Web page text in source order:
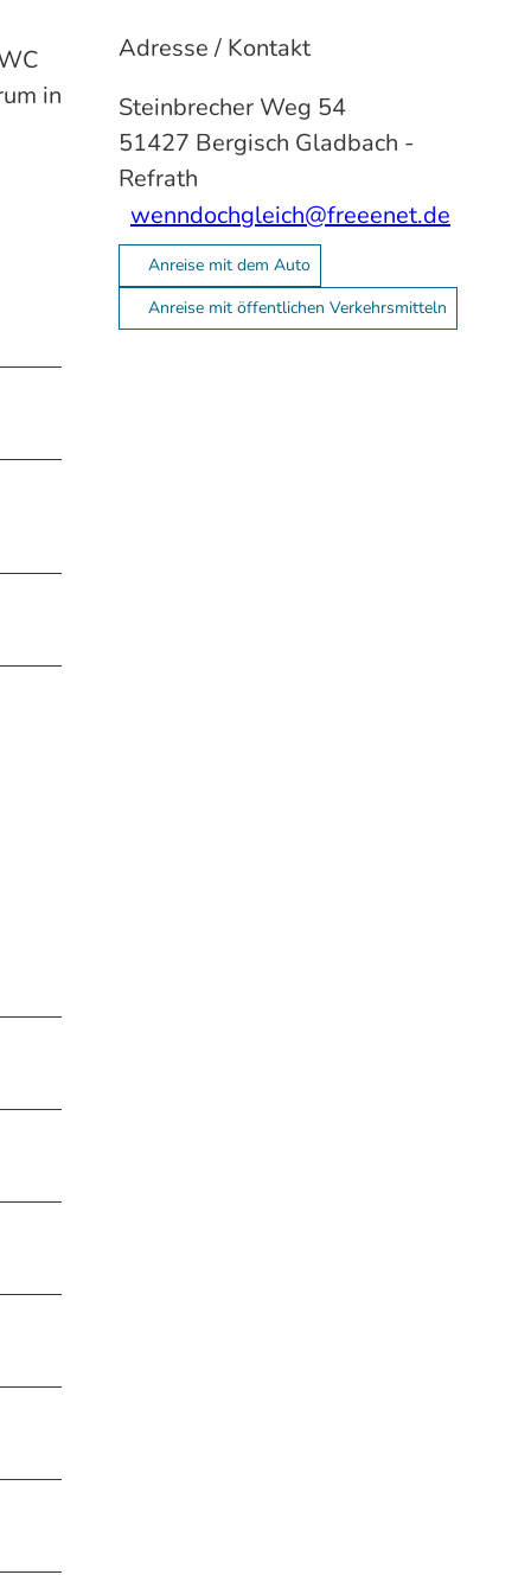
in
Adresse / Kontakt
Steinbrecher Weg 54
51427 Bergisch Gladbach -
Refrath
wenndochgleich@freeenet.de
Anreise mit dem Auto
Anreise mit öffentlichen Verkehrsmitteln